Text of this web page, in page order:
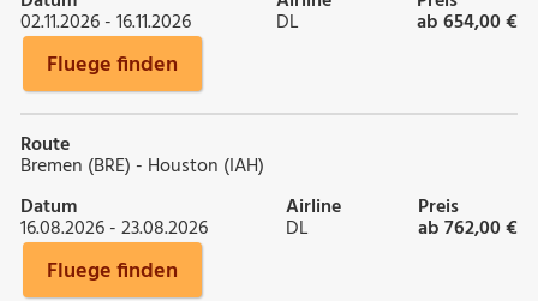
02.11.2026 - 16.11.2026 DL ab 654,00 €
Fluege finden
Route
Bremen (BRE) - Houston (IAH)
Datum
16.08.2026 - 23.08.2026
Airline
DL
Preis
ab 762,00 €
Fluege finden